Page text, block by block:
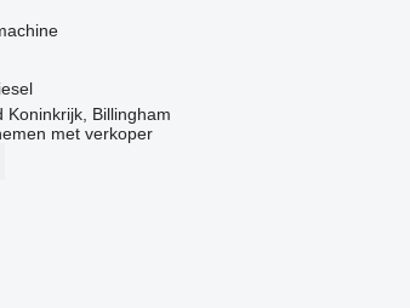
Koninkrijk, Billingham
met verkoper